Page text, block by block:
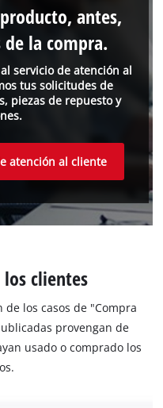
servicio de atención al
tus solicitudes de
piezas de repuesto y
antes,
la compra.
atención al cliente
clientes
de los casos de "Compra
provengan de
usado o comprado los